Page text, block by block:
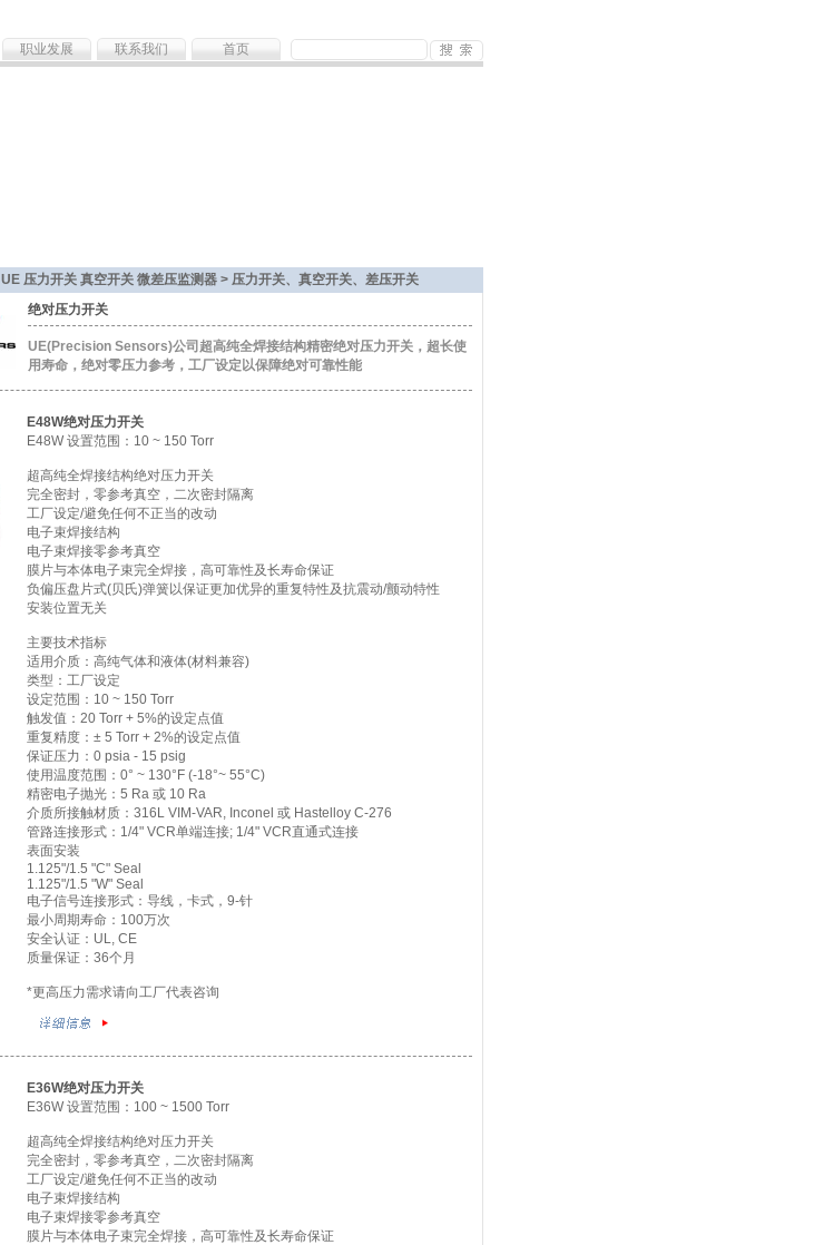
职业发展 联系我们 首页
UE 压力开关 真空开关 微差压监测器 > 压力开关、真空开关、差压开关
绝对压力开关
UE(Precision Sensors)公司超高纯全焊接结构精密绝对压力开关，超长使
用寿命，绝对零压力参考，工厂设定以保障绝对可靠性能
E48W绝对压力开关
E48W 设置范围：10 ~ 150 Torr
超高纯全焊接结构绝对压力开关
完全密封，零参考真空，二次密封隔离
工厂设定/避免任何不正当的改动
电子束焊接结构
电子束焊接零参考真空
膜片与本体电子束完全焊接，高可靠性及长寿命保证
负偏压盘片式(贝氏)弹簧以保证更加优异的重复特性及抗震动/颤动特性
安装位置无关
主要技术指标
适用介质：高纯气体和液体(材料兼容)
类型：工厂设定
设定范围：10 ~ 150 Torr
触发值：20 Torr + 5%的设定点值
重复精度：± 5 Torr + 2%的设定点值
保证压力：0 psia - 15 psig
使用温度范围：0° ~ 130°F (-18°~ 55°C)
精密电子抛光：5 Ra 或 10 Ra
介质所接触材质：316L VIM-VAR, Inconel 或 Hastelloy C-276
管路连接形式：1/4" VCR单端连接; 1/4" VCR直通式连接
表面安装
1.125"/1.5 "C" Seal
1.125"/1.5 "W" Seal
电子信号连接形式：导线，卡式，9-针
最小周期寿命：100万次
安全认证：UL, CE
质量保证：36个月
*更高压力需求请向工厂代表咨询
E36W绝对压力开关
E36W 设置范围：100 ~ 1500 Torr
超高纯全焊接结构绝对压力开关
完全密封，零参考真空，二次密封隔离
工厂设定/避免任何不正当的改动
电子束焊接结构
电子束焊接零参考真空
膜片与本体电子束完全焊接，高可靠性及长寿命保证